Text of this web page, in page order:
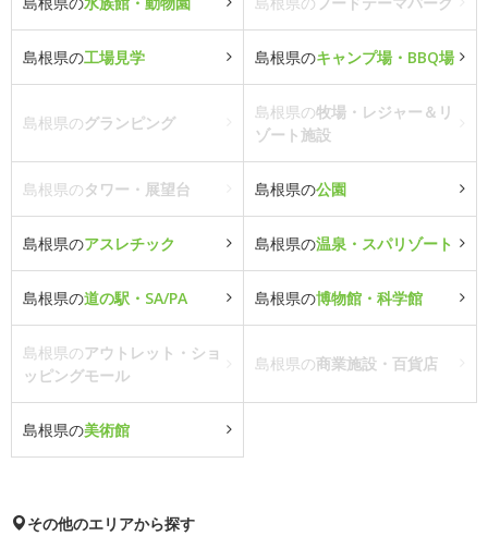
島根県の工場見学 島根県のキャンプ場・BBQ場
島根県のグランピング
島根県の牧場・レジャー＆リ
ゾート施設
島根県のタワー・展望台 島根県の公園
島根県のアスレチック 島根県の温泉・スパリゾート
島根県の道の駅・SA/PA 島根県の博物館・科学館
島根県のアウトレット・ショ
ッピングモール
島根県の商業施設・百貨店
島根県の美術館
その他のエリアから探す